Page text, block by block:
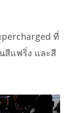
ที่
สีแฟริ่ง และสี